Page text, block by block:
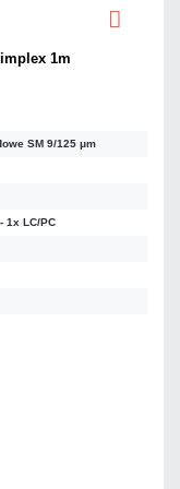
1m
SM 9/125 μm
1x LC/PC